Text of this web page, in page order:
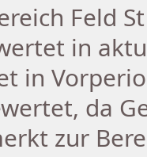
Feld
in
in
da
zur